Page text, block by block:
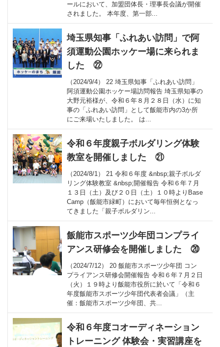
ールにおいて、加盟団体長・理事長会議が開催
されました。 本年度、第一部...
埼玉県知事「ふれあい訪問」で阿
須運動公園ホッケー場に来られま
した ㉒
（2024/9/4） 22 埼玉県知事「ふれあい訪問」
阿須運動公園ホッケー場訪問報告 埼玉県知事の
大野元裕様が、令和６年８月２８日（水）に知
事の「ふれあい訪問」として飯能市内の3か所
にご来場いたしました。 は...
令和６年度親子ボルダリング体験
教室を開催しました ㉑
（2024/8/1） 21 令和６年度 &nbsp;親子ボルダ
リング体験教室 &nbsp;開催報告 令和６年７月
１３日（土）及び２０日（土）１０時よりBase
Camp（飯能市緑町）において毎年恒例となっ
てきました「親子ボルダリン...
飯能市スポーツ少年団コンプライ
アンス研修会を開催しました ⑳
（2024/7/12） 20 飯能市スポーツ少年団 コン
プライアンス研修会開催報告 令和６年７月２日
（火）１９時より飯能市役所に於いて「令和６
年度飯能市スポーツ少年団代表者会議」（主
催：飯能市スポーツ少年団、共...
令和６年度コオーディネーション
トレーニング 体験会・実習講座を